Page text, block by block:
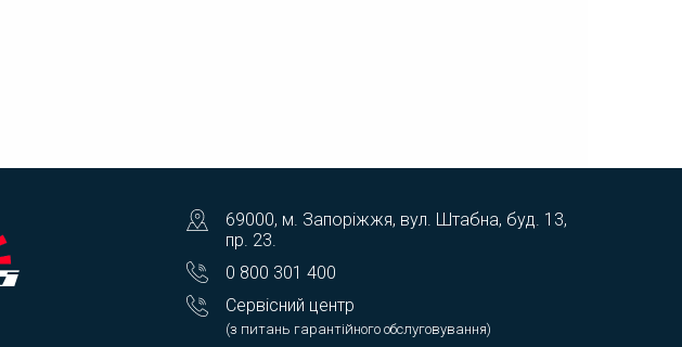
69000, м. Запоріжжя, вул. Штабна, буд. 13,
пр. 23.
0 800 301 400
Сервісний центр
(з питань гарантійного обслуговування)